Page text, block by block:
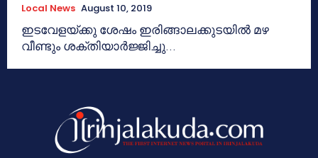
Local News August 10, 2019
ഇടവേളയ്ക്കു ശേഷം ഇരിങ്ങാലക്കുടയില്‍ മഴ
വീണ്ടും ശക്തിയാര്‍ജ്ജിച്ചു...